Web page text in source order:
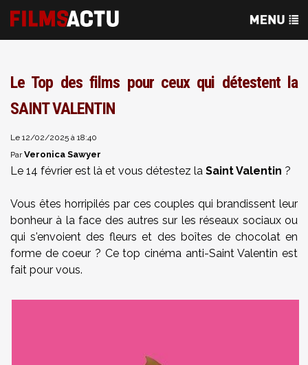
Le Top des films pour ceux qui détestent la
SAINT VALENTIN
Le 12/02/2025 à 18:40
ParVeronica Sawyer
Le 14 février est là et vous détestez la Saint Valentin ?
Vous êtes horripilés par ces couples qui brandissent leur
bonheur à la face des autres sur les réseaux sociaux ou
qui s'envoient des fleurs et des boîtes de chocolat en
forme de coeur ? Ce top cinéma anti-Saint Valentin est
fait pour vous.